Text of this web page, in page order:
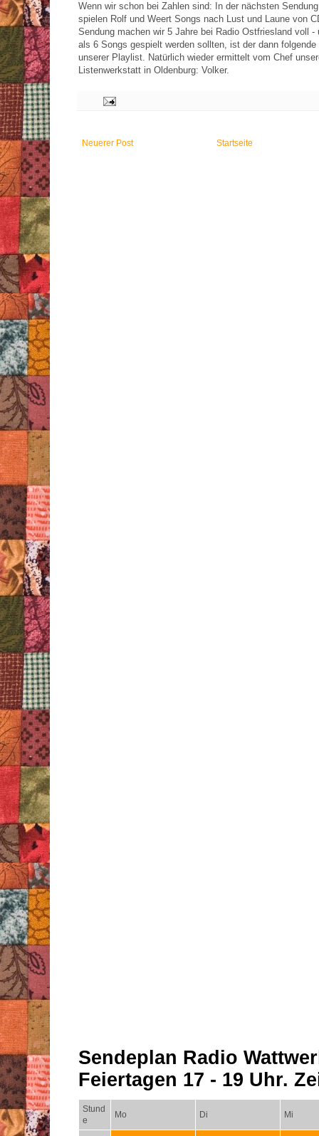
Wenn wir schon bei Zahlen sind: In der nächsten
spielen Rolf und Weert Songs nach Lust und Laune von
Sendung machen wir 5 Jahre bei Radio Ostfriesland voll -
als 6 Songs gespielt werden sollten, ist der dann folgende
unserer Playlist. Natürlich wieder ermittelt vom Chef
Listenwerkstatt in Oldenburg: Volker.
Neuerer Post Startseite
Sendeplan Radio
Feiertagen 17 - 19 Uhr.
Stund
e
Mo Di Mi